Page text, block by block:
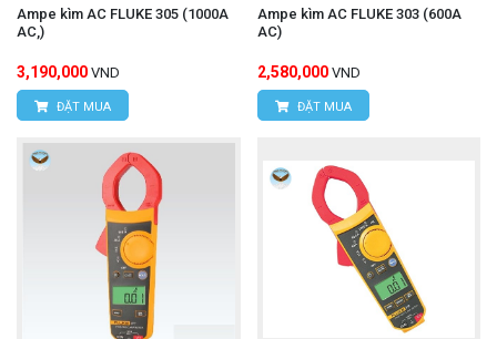
Ampe kìm AC FLUKE 305 (1000A
AC,)
3,190,000 VND
ĐẶT MUA
Ampe kìm AC FLUKE 303 (600A
AC)
2,580,000 VND
ĐẶT MUA